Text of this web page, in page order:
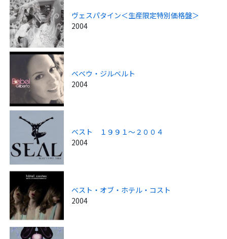
ヴェスパタイン＜生産限定特別価格盤＞
2004
ベベウ・ジルベルト
2004
ベスト １９９１～２００４
2004
ベスト・オブ・ホテル・コスト
2004